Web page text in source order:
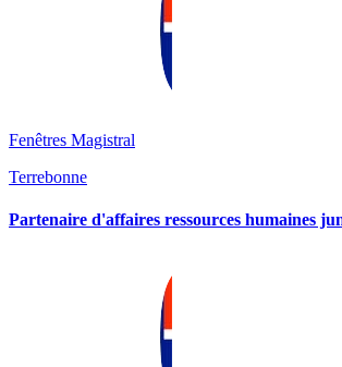
Fenêtres Magistral
Terrebonne
Partenaire d'affaires ressources humaines